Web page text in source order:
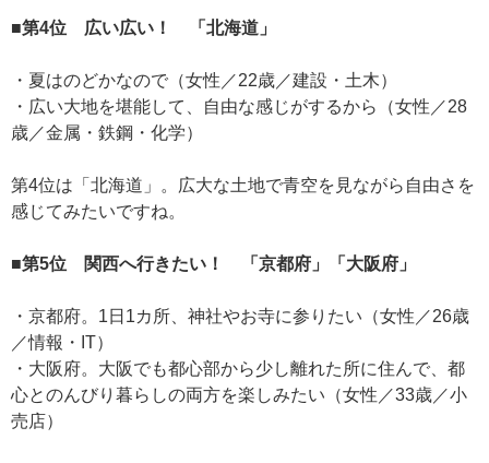
■第4位 広い広い！ 「北海道」
・夏はのどかなので（女性／22歳／建設・土木）
・広い大地を堪能して、自由な感じがするから（女性／28
歳／金属・鉄鋼・化学）
第4位は「北海道」。広大な土地で青空を見ながら自由さを
感じてみたいですね。
■第5位 関西へ行きたい！ 「京都府」「大阪府」
・京都府。1日1カ所、神社やお寺に参りたい（女性／26歳
／情報・IT）
・大阪府。大阪でも都心部から少し離れた所に住んで、都
心とのんびり暮らしの両方を楽しみたい（女性／33歳／小
売店）